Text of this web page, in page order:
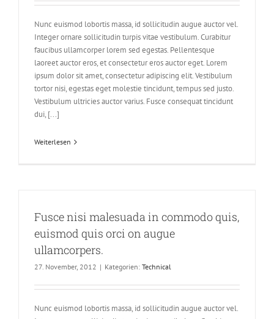
Nunc euismod lobortis massa, id sollicitudin augue auctor vel.
Integer ornare sollicitudin turpis vitae vestibulum. Curabitur
faucibus ullamcorper lorem sed egestas. Pellentesque
laoreet auctor eros, et consectetur eros auctor eget. Lorem
ipsum dolor sit amet, consectetur adipiscing elit. Vestibulum
tortor nisi, egestas eget molestie tincidunt, tempus sed justo.
Vestibulum ultricies auctor varius. Fusce consequat tincidunt
dui, [...]
Weiterlesen
Fusce nisi malesuada in commodo quis,
euismod quis orci on augue
ullamcorpers.
27. November, 2012 | Kategorien: Technical
Nunc euismod lobortis massa, id sollicitudin augue auctor vel.